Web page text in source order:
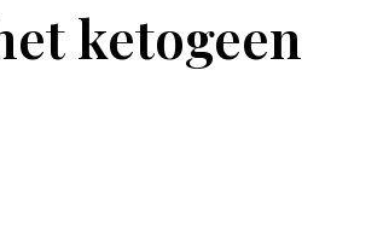
ketogeen